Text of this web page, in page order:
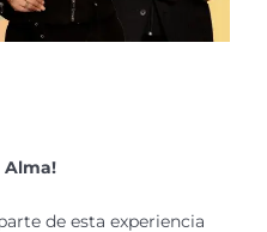
Alma!
de esta experiencia